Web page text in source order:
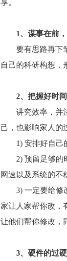
享。
1、谋事在前
要有思路再下
自己的科研构想，
2、把握好时
讲究效率，并
己，也影响家人的
1) 安排好自己
2) 预留足够
网速以及系统的不
3) 一定要给修
家让人家帮你改，
让他们帮你修改，
3、硬件的过